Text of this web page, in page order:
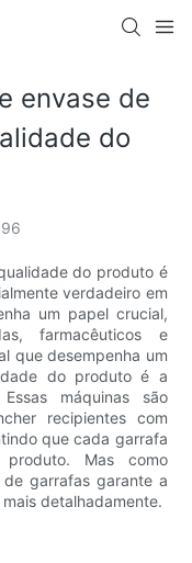
envase de
do
do produto é
verdadeiro em
um papel crucial,
farmacêuticos e
que desempenha um
do produto é a
máquinas são
recipientes com
que cada garrafa
Mas como
garrafas garante a
detalhadamente.